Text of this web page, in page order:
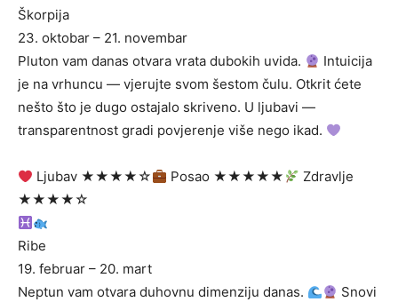
Škorpija
23. oktobar – 21. novembar
Pluton vam danas otvara vrata dubokih uvida.
Intuicija
je na vrhuncu — vjerujte svom šestom čulu. Otkrit ćete
nešto što je dugo ostajalo skriveno. U ljubavi —
transparentnost gradi povjerenje više nego ikad.
Ljubav ★★★★☆ Posao ★★★★★
Zdravlje
★★★★☆
Ribe
19. februar – 20. mart
Neptun vam otvara duhovnu dimenziju danas.
Snovi